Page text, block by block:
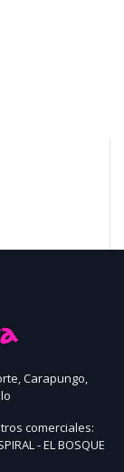
Carapungo,
comerciales:
- EL BOSQUE